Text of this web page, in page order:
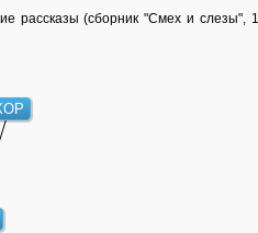
рассказы (сборник "Смех и слезы",